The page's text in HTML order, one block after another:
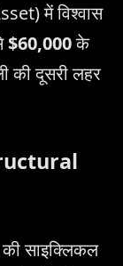
में विश्वास
$60,000के
की दूसरी लहर
साइक्लिकल